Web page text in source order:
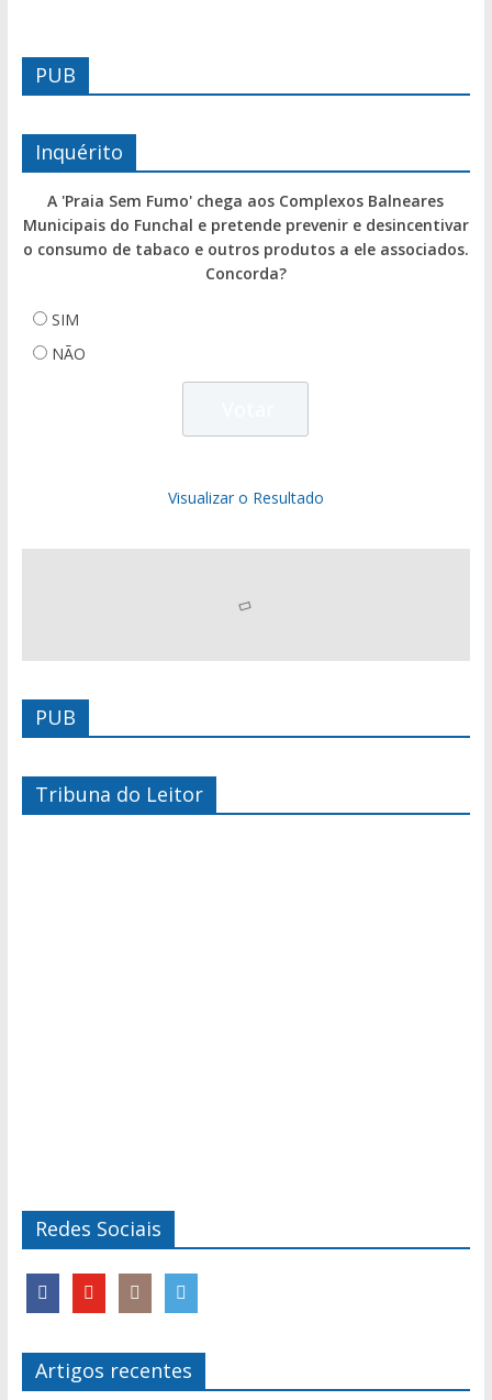
PUB
Inquérito
A 'Praia Sem Fumo' chega aos Complexos Balneares
Municipais do Funchal e pretende prevenir e desincentivar
o consumo de tabaco e outros produtos a ele associados.
Concorda?
SIM
NÃO
Visualizar o Resultado
PUB
Tribuna do Leitor
Redes Sociais
Artigos recentes